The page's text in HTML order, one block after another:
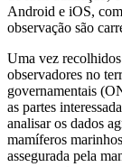
Android e iOS,
observação são
Uma vez
observadores no
governamentais
as partes
analisar os dados
mamíferos
assegurada pela